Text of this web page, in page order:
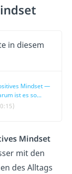
in diesem
Mindset —
ist es so
Mindset
mit den
des Alltags